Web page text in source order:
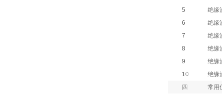
5
绝缘
6
绝缘
7
绝缘
8
绝缘
9
绝缘
10
绝缘
四
常用